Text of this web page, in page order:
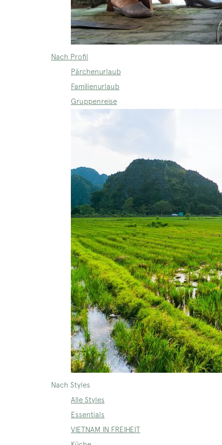
Nach Profil
Pärchenurlaub
Familienurlaub
Gruppenreise
Nach Styles
Alle Styles
Essentials
VIETNAM IN FREIHEIT